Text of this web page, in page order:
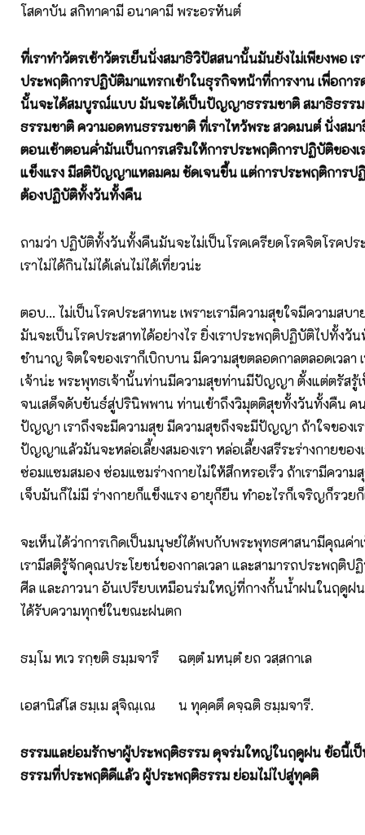
โสดาบัน สกิทาคามี อนาคามี พระอรหันต์
ที่เราทำวัตรเช้าวัตรเย็นนั่งสมาธิวิปัสสนานั้นมันยังไม่เพียงพอ เร
ประพฤติการปฏิบัติมาแทรกเข้าในธุรกิจหน้าที่การงาน เพื่อการ
นั้นจะได้สมบูรณ์แบบ มันจะได้เป็นปัญญาธรรมชาติ สมาธิธรร
ธรรมชาติ ความอดทนธรรมชาติ ที่เราไหว้พระ สวดมนต์ นั่งสม
ตอนเช้าตอนค่ำมันเป็นการเสริมให้การประพฤติการปฏิบัติของ
แข็งแรง มีสติปัญญาแหลมคม ชัดเจนขึ้น แต่การประพฤติการป
ต้องปฏิบัติทั้งวันทั้งคืน
ถามว่า ปฏิบัติทั้งวันทั้งคืนมันจะไม่เป็นโรคเครียดโรคจิตโรคประ
เราไม่ได้กินไม่ได้เล่นไม่ได้เที่ยวน่ะ
ตอบ... ไม่เป็นโรคประสาทนะ เพราะเรามีความสุขใจมีความสบ
มันจะเป็นโรคประสาทได้อย่างไร ยิ่งเราประพฤติปฏิบัติไปทั้งวั
ชำนาญ จิตใจของเราก็เบิกบาน มีความสุขตลอดกาลตลอดเวลา
เจ้าน่ะ พระพุทธเจ้านั้นท่านมีความสุขท่านมีปัญญา ตั้งแต่ตรัสรู้
จนเสด็จดับขันธ์สู่ปรินิพพาน ท่านเข้าถึงวิมุตติสุขทั้งวันทั้งคืน คน
ปัญญา เราถึงจะมีความสุข มีความสุขถึงจะมีปัญญา ถ้าใจของเ
ปัญญาแล้วมันจะหล่อเลี้ยงสมองเรา หล่อเลี้ยงสรีระร่างกายของ
ซ่อมแซมสมอง ซ่อมแซมร่างกายไม่ให้สึกหรอเร็ว ถ้าเรามีความ
เจ็บมันก็ไม่มี ร่างกายก็แข็งแรง อายุก็ยืน ทำอะไรก็เจริญก็รวยก็
จะเห็นได้ว่าการเกิดเป็นมนุษย์ได้พบกับพระพุทธศาสนามีคุณค่า
เรามีสติรู้จักคุณประโยชน์ของกาลเวลา และสามารถประพฤติป
ศีล และภาวนา อันเปรียบเหมือนร่มใหญ่ที่กางกั้นน้ำฝนในฤดูฝ
ได้รับความทุกข์ในขณะฝนตก
ธมฺโม หเว รกฺขติ ธมฺมจารึ ฉตฺตํ มหนฺตํ ยถ วสฺสกาเล
เอสานิสํโส ธมฺเม สุจิณฺเณ น ทุคฺคตึ คจฺฉติ ธมฺมจารี.
ธรรมแลย่อมรักษาผู้ประพฤติธรรม ดุจร่มใหญ่ในฤดูฝน ข้อนี้เป็
ธรรมที่ประพฤติดีแล้ว ผู้ประพฤติธรรม ย่อมไม่ไปสู่ทุคติ